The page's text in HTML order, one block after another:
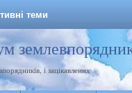
теми
і зацікавлених